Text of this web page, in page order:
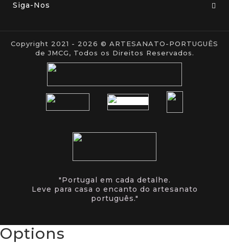
Siga-Nos
Copyright 2021 - 2026 © ARTESANATO-PORTUGUÊS
de JMCG, Todos os Direitos Reservados.
"Portugal em cada detalhe.
Leve para casa o encanto do artesanato
português."
Options